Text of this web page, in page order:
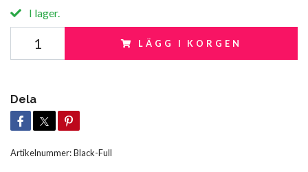
I lager.
LÄGG I KORGEN
Dela
Artikelnummer:Black-Full